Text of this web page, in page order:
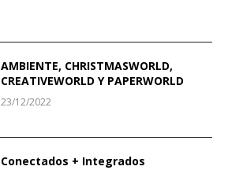
AMBIENTE, CHRISTMASWORLD,
CREATIVEWORLD Y PAPERWORLD
23/12/2022
Conectados + Integrados